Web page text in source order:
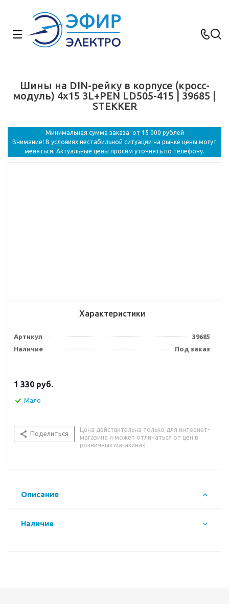
Шины на DIN-рейку в корпусе (кросс-
модуль) 4х15 3L+PEN LD505-415 | 39685 |
STEKKER
Минимальная сумма заказа: от 15 000 рублей
Внимание! В условиях нестабильной ситуации на рынке цены могут
меняться. Актуальные цены просим уточнять по телефону.
Характеристики
Артикул
39685
Наличие
Под заказ
1 330 руб.
Мало
Поделиться
Цена действительна только для интернет-
магазина и может отличаться от цен в
розничных магазинах
Описание
Наличие